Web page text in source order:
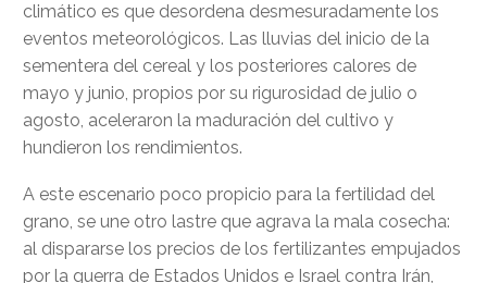
climático es que desordena desmesuradamente los
eventos meteorológicos. Las lluvias del inicio de la
sementera del cereal y los posteriores calores de
mayo y junio, propios por su rigurosidad de julio o
agosto, aceleraron la maduración del cultivo y
hundieron los rendimientos.
A este escenario poco propicio para la fertilidad del
grano, se une otro lastre que agrava la mala cosecha:
al dispararse los precios de los fertilizantes empujados
por la guerra de Estados Unidos e Israel contra Irán,